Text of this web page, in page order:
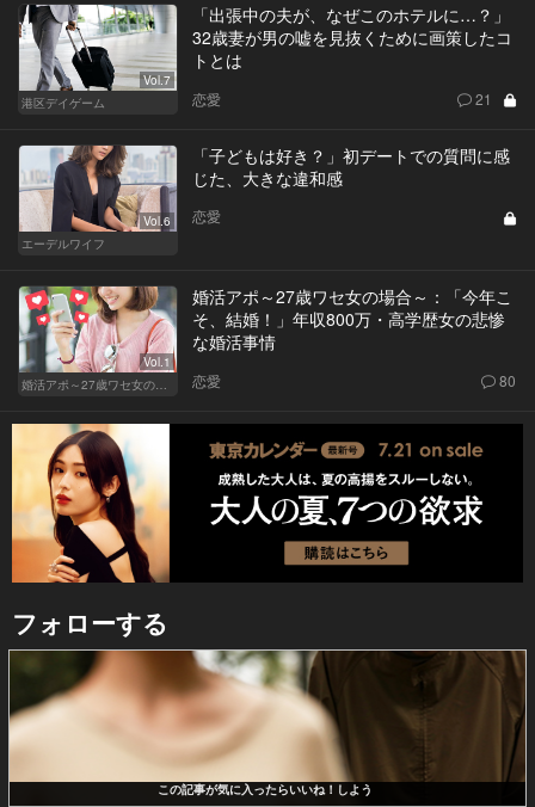
Vol.7
港区デイゲーム
「出張中の夫が、なぜこのホテルに…？」
32歳妻が男の嘘を見抜くために画策したコ
トとは
恋愛 21
Vol.6
エーデルワイフ
「子どもは好き？」初デートでの質問に感
じた、大きな違和感
恋愛
Vol.1
婚活アポ～27歳ワセ女の場合～：「今年こ
そ、結婚！」年収800万・高学歴女の悲惨
な婚活事情
恋愛 80
フォローする
この記事が気に入ったらいいね！しよう